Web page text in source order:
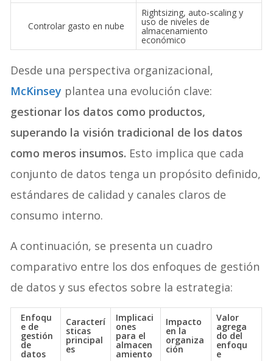
Controlar gasto en nube
Rightsizing, auto‑scaling y
uso de niveles de
almacenamiento
económico
Desde una perspectiva organizacional,
McKinsey plantea una evolución clave:
gestionar los datos como productos,
superando la visión tradicional de los datos
como meros insumos. Esto implica que cada
conjunto de datos tenga un propósito definido,
estándares de calidad y canales claros de
consumo interno.
A continuación, se presenta un cuadro
comparativo entre los dos enfoques de gestión
de datos y sus efectos sobre la estrategia:
Enfoqu
e de
gestión
de
datos
Caracterí
sticas
principal
es
Implicaci
ones
para el
almacen
amiento
Impacto
en la
organiza
ción
Valor
agrega
do del
enfoqu
e